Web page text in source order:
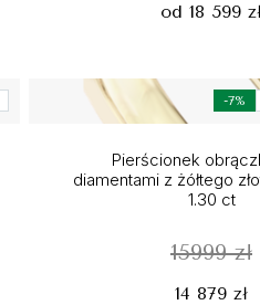
od 18 599
-7%
Pierścionek
diamentami z żółtego
1.30 ct
15999 zł
14 879 zł